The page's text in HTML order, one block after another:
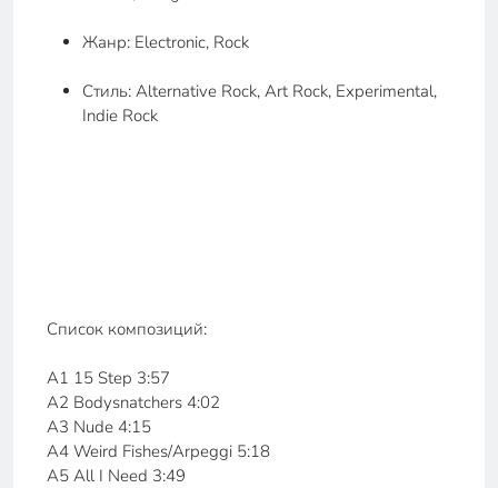
Жанр: Electronic, Rock
Стиль: Alternative Rock, Art Rock, Experimental,
Indie Rock
Список композиций:
A1 15 Step 3:57
A2 Bodysnatchers 4:02
A3 Nude 4:15
A4 Weird Fishes/Arpeggi 5:18
A5 All I Need 3:49